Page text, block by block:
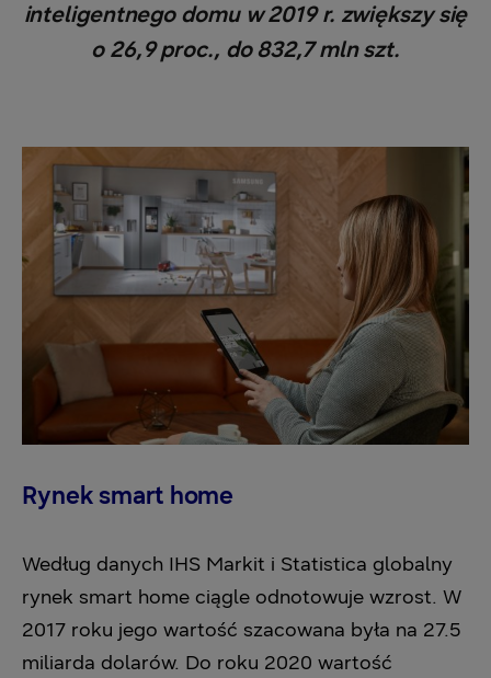
inteligentnego domu w 2019 r. zwiększy się
o 26,9 proc., do 832,7 mln szt.
Rynek smart home
Według danych IHS Markit i Statistica globalny
rynek smart home ciągle odnotowuje wzrost. W
2017 roku jego wartość szacowana była na 27.5
miliarda dolarów. Do roku 2020 wartość